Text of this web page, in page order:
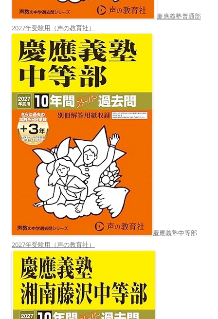
慶應義塾普通部
2027年受験用（声の教育社）
慶應義塾中等部
2027年受験用（声の教育社）